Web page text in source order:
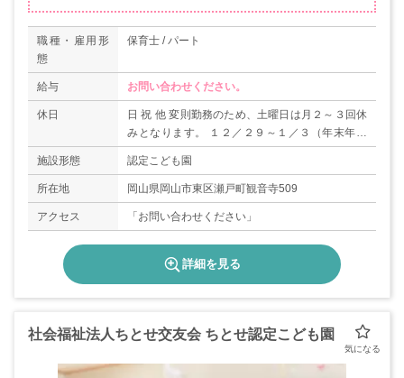
職種・雇用形
態
保育士 / パート
給与 お問い合わせください。
休日
日 祝 他 変則勤務のため、土曜日は月２～３回休
みとなります。 １２／２９～１／３（年末年始
休暇） 年間休日105日
施設形態 認定こども園
所在地 岡山県岡山市東区瀬戸町観音寺509
アクセス 「お問い合わせください」
詳細を見る
社会福祉法人ちとせ交友会 ちとせ認定こども園